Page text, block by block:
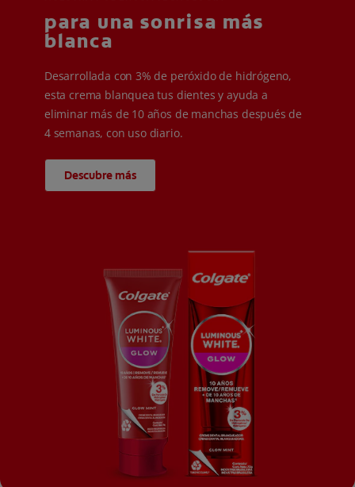
para una sonrisa más
blanca
Desarrollada con 3% de peróxido de hidrógeno,
esta crema blanquea tus dientes y ayuda a
eliminar más de 10 años de manchas después de
4 semanas, con uso diario.
Descubre más